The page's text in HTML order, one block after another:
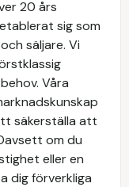
20 års
sig som
säljare. Vi
Våra
säkerställa att
om du
eller en
dig förverkliga